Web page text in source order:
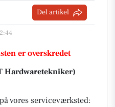
Del artikel
er overskredet
Hardwaretekniker)
vores serviceværksted: